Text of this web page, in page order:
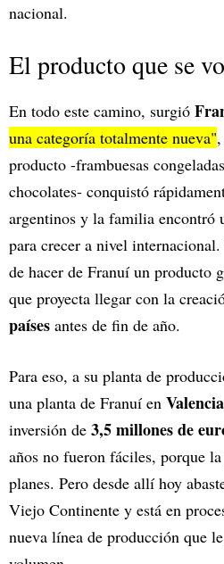
nacional.
El producto que se
En todo este camino, surgió
una categoría totalmente nueva"
producto -frambuesas
chocolates- conquistó
argentinos y la familia encontró
para crecer a nivel
de hacer de Franuí un producto
que proyecta llegar con la
países antes de fin de año.
Para eso, a su planta de
una planta de Franuí en Valencia
inversión de 3,5 millones de
años no fueron fáciles, porque
planes. Pero desde allí hoy
Viejo Continente y está en
nueva línea de producción que